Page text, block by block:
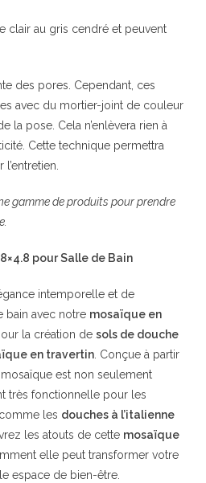
clair au gris cendré et peuvent
des pores. Cependant, ces
avec du mortier-joint de couleur
la pose. Cela n’enlèvera rien à
Cette technique permettra
gamme de produits pour prendre
pour Salle de Bain
intemporelle et de
bain avec notre mosaïque en
la création desols de douche
en travertin . Conçue à partir
mosaïque est non seulement
très fonctionnelle pour les
les douches à l’italienne
les atouts de cette mosaïque
elle peut transformer votre
espace de bien-être.